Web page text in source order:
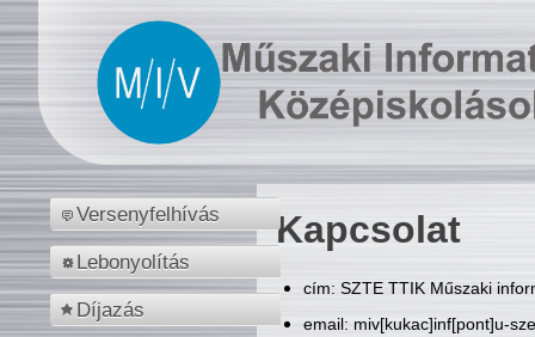
Versenyfelhívás
Lebonyolítás
Díjazás
Kapcsolat
cím: SZTE TTIK Műszaki
email: miv[kukac]inf[pont]u-